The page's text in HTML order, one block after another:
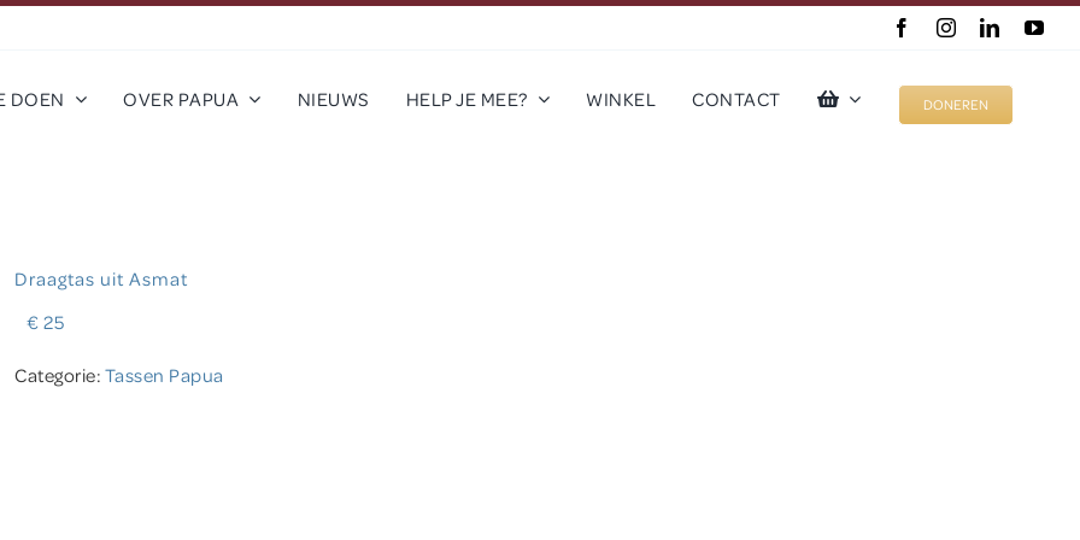
DOEN OVER PAPUA NIEUWS HELP JE MEE? WINKEL CONTACT DONEREN
Draagtas uit Asmat
€ 25
Categorie: Tassen Papua